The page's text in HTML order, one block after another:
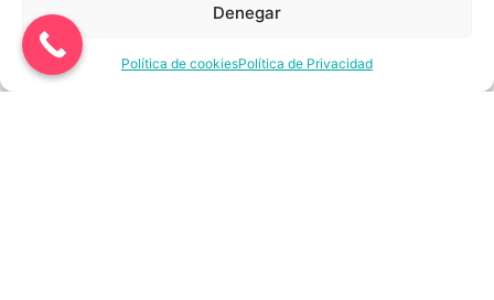
Denegar
Política de cookiesPolítica de Privacidad
crecimiento tiene comoobjetivo tratar diferentes
lesiones
– Tratamiento para lesiones de ligamento.